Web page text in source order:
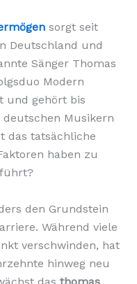
sorgt seit
Deutschland und
Sänger Thomas
Modern
und gehört bis
Musikern
das tatsächliche
haben zu
den Grundstein
Während viele
verschwinden, hat
hinweg neu